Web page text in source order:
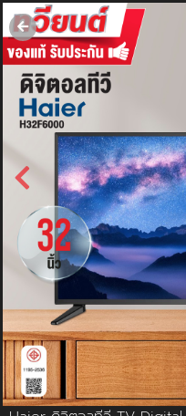
username
password
LOGIN
สมัครสมาชิค ลืมรหัสผ่าน?
การซื้อของฉัน
🔥โปรโมชัน🔥
แคตตาล็อค